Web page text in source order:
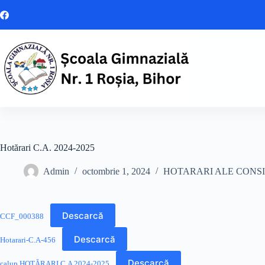
la
Hotărari C.A. 2024-2025
Admin octombrie 1, 2024 HOTARARI ALE
CCF_000388 Descarcă
Hotarari-C.A-456 Descarcă
Descarcă